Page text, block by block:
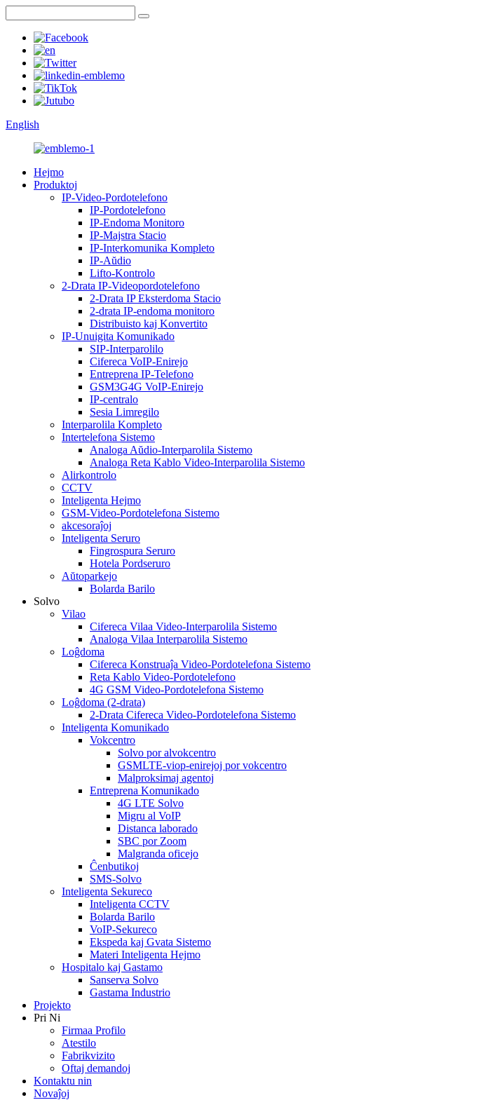
English
Hejmo
Produktoj
IP-Video-Pordotelefono
IP-Pordotelefono
IP-Endoma Monitoro
IP-Majstra Stacio
IP-Interkomunika Kompleto
IP-Aŭdio
Lifto-Kontrolo
2-Drata IP-Videopordotelefono
2-Drata IP Eksterdoma Stacio
2-drata IP-endoma monitoro
Distribuisto kaj Konvertito
IP-Unuigita Komunikado
SIP-Interparolilo
Cifereca VoIP-Enirejo
Entreprena IP-Telefono
GSM3G4G VoIP-Enirejo
IP-centralo
Sesia Limregilo
Interparolila Kompleto
Intertelefona Sistemo
Analoga Aŭdio-Interparolila Sistemo
Analoga Reta Kablo Video-Interparolila Sistemo
Alirkontrolo
CCTV
Inteligenta Hejmo
GSM-Video-Pordotelefona Sistemo
akcesoraĵoj
Inteligenta Seruro
Fingrospura Seruro
Hotela Pordseruro
Aŭtoparkejo
Bolarda Barilo
Solvo
Vilao
Cifereca Vilaa Video-Interparolila Sistemo
Analoga Vilaa Interparolila Sistemo
Loĝdoma
Cifereca Konstruaĵa Video-Pordotelefona Sistemo
Reta Kablo Video-Pordotelefono
4G GSM Video-Pordotelefona Sistemo
Loĝdoma (2-drata)
2-Drata Cifereca Video-Pordotelefona Sistemo
Inteligenta Komunikado
Vokcentro
Solvo por alvokcentro
GSMLTE-viop-enirejoj por vokcentro
Malproksimaj agentoj
Entreprena Komunikado
4G LTE Solvo
Migru al VoIP
Distanca laborado
SBC por Zoom
Malgranda oficejo
Ĉenbutikoj
SMS-Solvo
Inteligenta Sekureco
Inteligenta CCTV
Bolarda Barilo
VoIP-Sekureco
Ekspeda kaj Gvata Sistemo
Materi Inteligenta Hejmo
Hospitalo kaj Gastamo
Sanserva Solvo
Gastama Industrio
Projekto
Pri Ni
Firmaa Profilo
Atestilo
Fabrikvizito
Oftaj demandoj
Kontaktu nin
Novaĵoj